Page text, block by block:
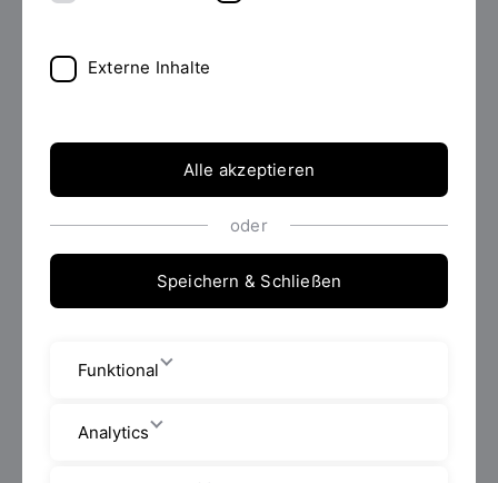
Externe Inhalte
Alle akzeptieren
oder
Speichern & Schließen
Funktional
Analytics